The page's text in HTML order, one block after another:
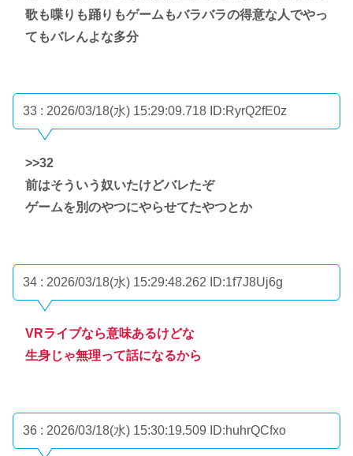
歌も喋りも踊りもゲームもバラバラの得意な人でやっ
てもバレんよな多分
33 : 2026/03/18(水) 15:29:09.718 ID:RyrQ2fE0z
>>32
前はそういう奴いたけどバレたぞ
ゲームを別のやつにやらせてたやつとか
34 : 2026/03/18(水) 15:29:48.262 ID:1f7J8Uj6g
VRライブなら意味あるけどな
生身じゃ無理って話になるから
36 : 2026/03/18(水) 15:30:19.509 ID:huhrQCfxo